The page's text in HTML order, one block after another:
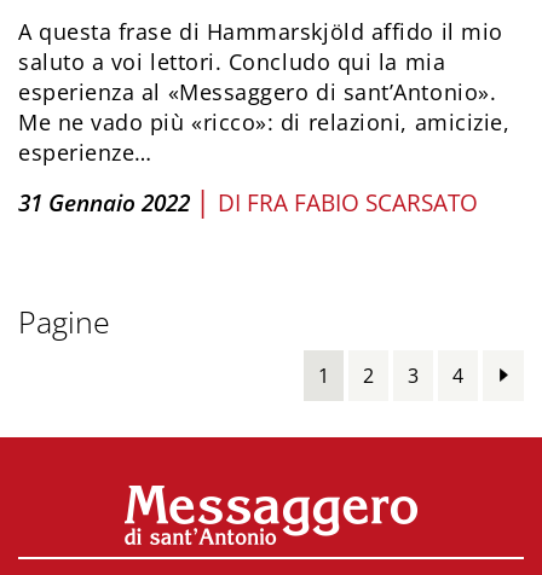
A questa frase di Hammarskjöld affido il mio
saluto a voi lettori. Concludo qui la mia
esperienza al «Messaggero di sant’Antonio».
Me ne vado più «ricco»: di relazioni, amicizie,
esperienze…
31 Gennaio 2022 | DI FRA FABIO SCARSATO
Pagine
1 2 3 4